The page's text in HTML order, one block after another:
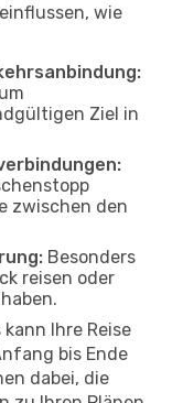
wie
Ziel in
zwischen den
Besonders
reisen oder
Ihre Reise
bis Ende
dabei, die